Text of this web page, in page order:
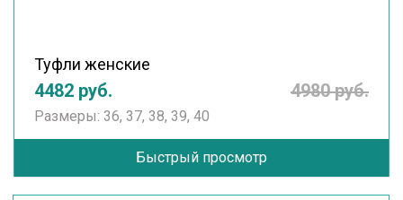
Туфли женские
4482 руб. 4980 руб.
Размеры: 36, 37, 38, 39, 40
Быстрый просмотр